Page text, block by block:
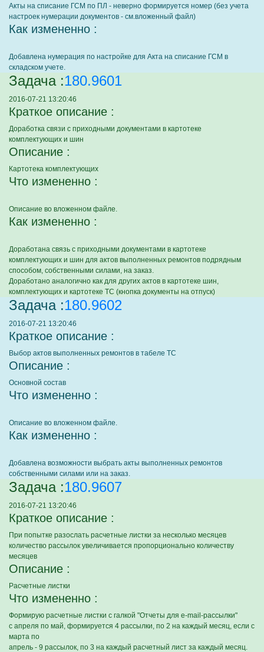
Акты на списание ГСМ по ПЛ - неверно формируется номер (без учета
настроек нумерации документов - см.вложенный файл)
Как измененно :
Добавлена нумерация по настройке для Акта на списание ГСМ в
складском учете.
Задача :180.9601
2016-07-21 13:20:46
Краткое описание :
Доработка связи с приходными документами в картотеке
комплектующих и шин
Описание :
Картотека комплектующих
Что измененно :
Описание во вложенном файле.
Как измененно :
Доработана связь с приходными документами в картотеке
комплектующих и шин для актов выполненных ремонтов подрядным
способом, собственными силами, на заказ.
Доработано аналогично как для других актов в картотеке шин,
комплектующих и картотеке ТС (кнопка документы на отпуск)
Задача :180.9602
2016-07-21 13:20:46
Краткое описание :
Выбор актов выполненных ремонтов в табеле ТС
Описание :
Основной состав
Что измененно :
Описание во вложенном файле.
Как измененно :
Добавлена возможности выбрать акты выполненных ремонтов
собственными силами или на заказ.
Задача :180.9607
2016-07-21 13:20:46
Краткое описание :
При попытке разослать расчетные листки за несколько месяцев
количество рассылок увеличивается пропорционально количеству
месяцев
Описание :
Расчетные листки
Что измененно :
Формирую расчетные листки с галкой "Отчеты для e-mail-рассылки"
с апреля по май, формируется 4 рассылки, по 2 на каждый месяц, если с
марта по
апрель - 9 рассылок, по 3 на каждый расчетный лист за каждый месяц.